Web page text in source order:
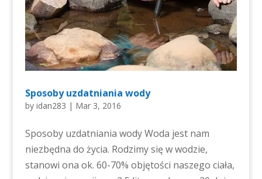
Sposoby uzdatniania wody
by idan283 | Mar 3, 2016
Sposoby uzdatniania wody Woda jest nam
niezbędna do życia. Rodzimy się w wodzie,
stanowi ona ok. 60-70% objętości naszego ciała,